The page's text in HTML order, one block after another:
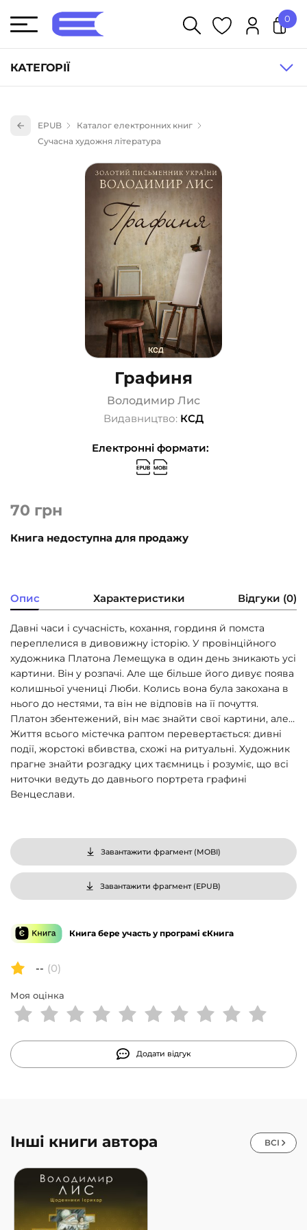
КАТЕГОРІЇ
Книги для дітей (833)
Науково-популярна література (1015)
Навчальна література та посібники (527)
Енциклопедії, довідники, словники (55)
Подарункові сертифікати (1)
0
EPUB
Каталог електронних книг
Сучасна художня література
Графиня
Володимир Лис
Видавництво: КСД
Електронні формати:
70 грн
Книга недоступна для продажу
Опис Характеристики Відгуки (0)
Давні часи і сучасність, кохання, гординя й помста
переплелися в дивовижну історію. У провінційного
художника Платона Лемещука в один день зникають усі
картини. Він у розпачі. Але ще більше його дивує поява
колишньої учениці Люби. Колись вона була закохана в
нього до нестями, та він не відповів на її почуття.
Платон збентежений, він має знайти свої картини, але…
Життя всього містечка раптом перевертається: дивні
події, жорстокі вбивства, схожі на ритуальні. Художник
прагне знайти розгадку цих таємниць і розуміє, що всі
ниточки ведуть до давнього портрета графині
Венцеслави.
Завантажити фрагмент (MOBI)
Завантажити фрагмент (EPUB)
Книга бере участь у програмі єКнига
-- (0)
Моя оцінка
Додати відгук
Інші книги автора ВСІ